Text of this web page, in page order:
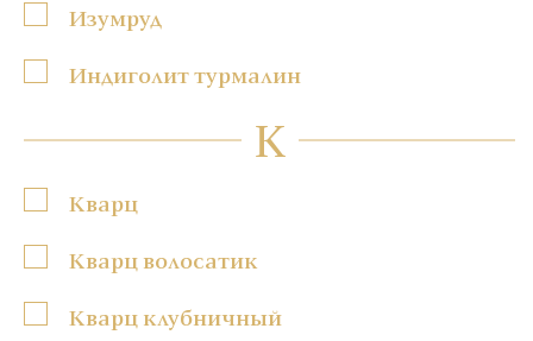
Изумруд
Индиголит турмалин
К
Кварц
Кварц волосатик
Кварц клубничный